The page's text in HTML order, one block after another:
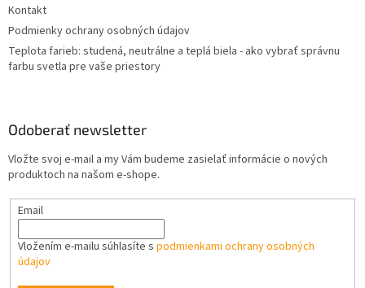
Kontakt
Podmienky ochrany osobných údajov
Teplota farieb: studená, neutrálne a teplá biela - ako vybrať správnu
farbu svetla pre vaše priestory
Odoberať newsletter
Vložte svoj e-mail a my Vám budeme zasielať informácie o nových
produktoch na našom e-shope.
Email
Vložením e-mailu súhlasíte s podmienkami ochrany osobných
údajov